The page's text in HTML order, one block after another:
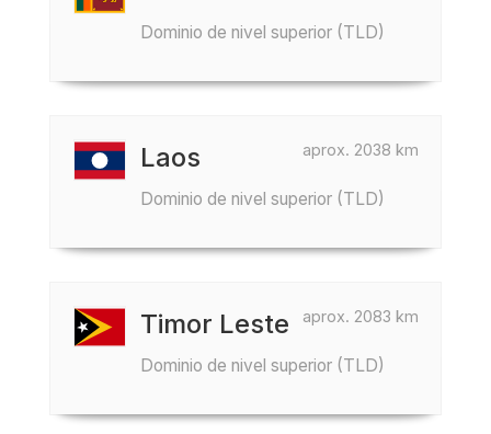
Dominio de nivel superior (TLD)
aprox. 2038 km
Laos
Dominio de nivel superior (TLD)
aprox. 2083 km
Timor Leste
Dominio de nivel superior (TLD)